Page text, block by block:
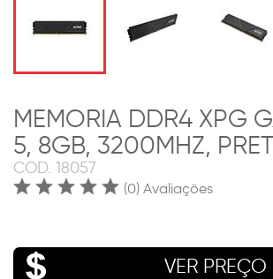
MEMORIA DDR4 XPG
5, 8GB, 3200MHZ,
COD. 18057
(0) Avaliações
VER PREÇO